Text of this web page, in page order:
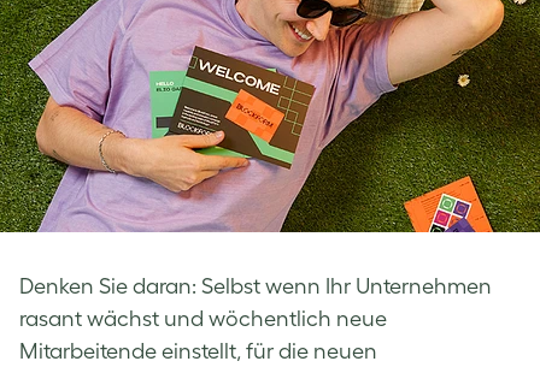
Denken Sie daran: Selbst wenn Ihr Unternehmen
rasant wächst und wöchentlich neue
Mitarbeitende einstellt, für die neuen